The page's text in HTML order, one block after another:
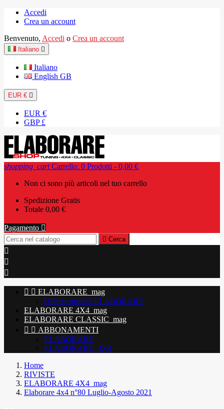
Accedi
Crea un account
Benvenuto, Accedi o Crea un account
Italiano 
Italiano
English GB
EUR € 
EUR €
GBP £
shopping_cart Carrello: 0 Prodotti - 0,00 €
Non ci sono più articoli nel tuo carrello
Spedizione Gratis
Totale 0,00 €
Pagamento 
 Cerca



  ELABORARE_mag
Offerte speciali ELABORARE
ELABORARE 4X4_mag
ELABORARE CLASSIC_mag
  ABBONAMENTI
ELABORARE
ELABORARE_4X4
Home
RIVISTE
ELABORARE 4X4_mag
Elaborare 4x4 n°80 Luglio-Agosto 2021